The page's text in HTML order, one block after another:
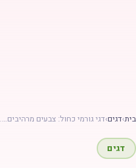
›דגים›דגי גורמי כחול: צבעים מרהיבים……
דגים